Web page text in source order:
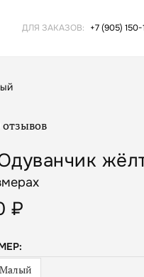
ДЛЯ ЗАКАЗОВ: +7 (905)
отзывов
₽
Малый